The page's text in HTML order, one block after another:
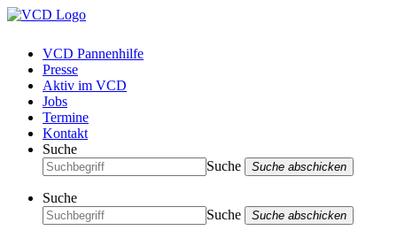
VCD Pannenhilfe
Presse
Aktiv im VCD
Jobs
Termine
Kontakt
Suche
Suche
Suche abschicken
Suche
Suche
Suche abschicken